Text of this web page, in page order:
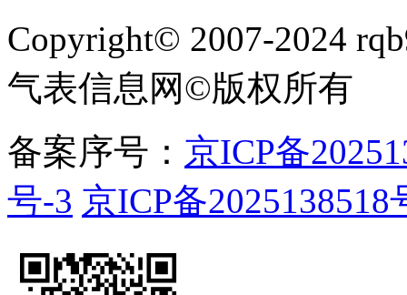
Copyright© 2007-2024
气表信息网©版权所有
备案序号： 京ICP备
号-3 京ICP备2025138518